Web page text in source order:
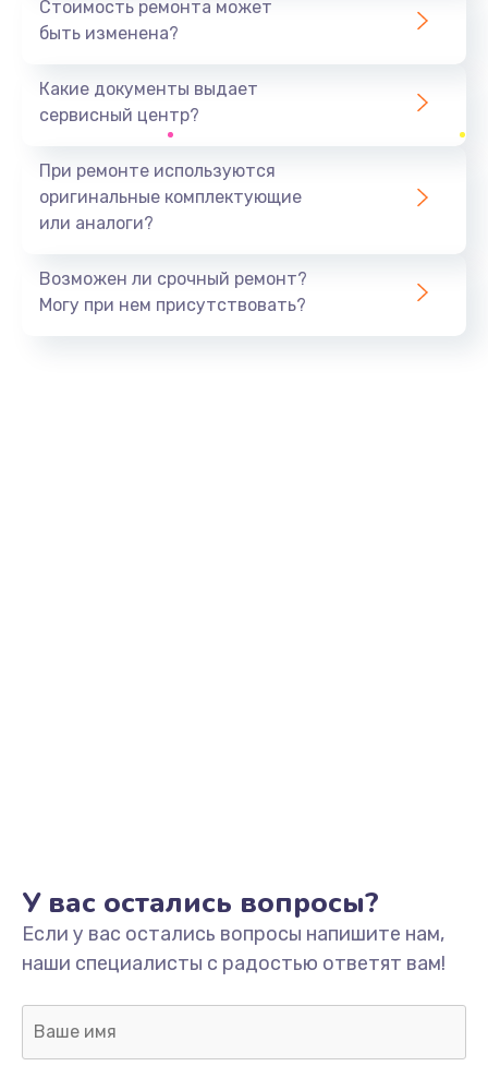
Замена USB порта
Замена материнской платы
Заказать
Ремонт динамика
400 руб.
Заказать
Замена дисплея
Стоимость ремонта может
быть изменена?
Какие документы выдает
сервисный центр?
При ремонте используются
оригинальные комплектующие
или аналоги?
Возможен ли срочный ремонт?
Могу при нем присутствовать?
У вас остались вопросы?
Если у вас остались вопросы напишите нам,
наши специалисты с радостью ответят вам!